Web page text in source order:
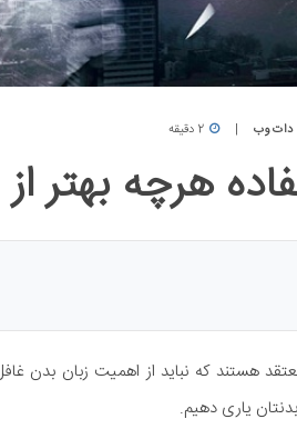
دات وب 2 دقیقه
یاری دهیم.